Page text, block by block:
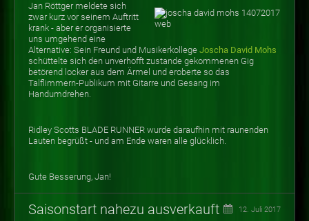
Jan Röttger meldete sich
zwar kurz vor seinem Auftritt
krank - aber er organisierte
uns umgehend eine
Alternative: Sein Freund und Musikerkollege Joscha David Mohs
schüttelte sich den unverhofft zustande gekommenen Gig
betörend locker aus dem Ärmel und eroberte so das
Talflimmern-Publikum mit Gitarre und Gesang im
Handumdrehen.
Ridley Scotts BLADE RUNNER wurde daraufhin mit raunenden
Lauten begrüßt - und am Ende waren alle glücklich.
Gute Besserung, Jan!
Saisonstart nahezu ausverkauft 12. Juli 2017